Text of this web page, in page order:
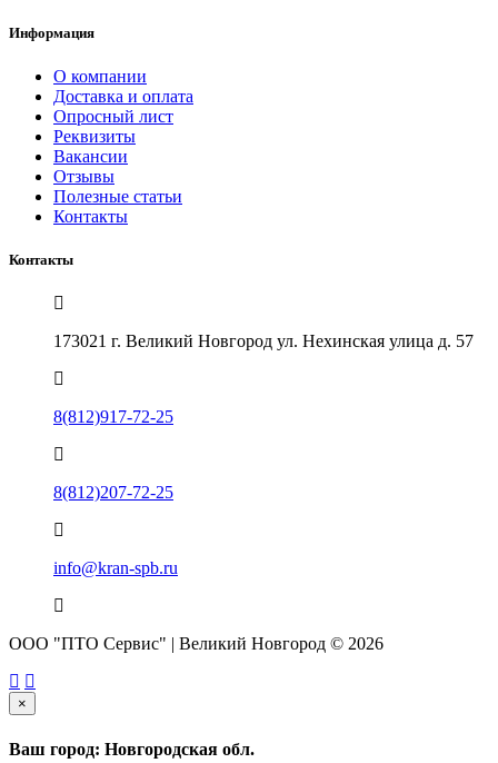
Информация
О компании
Доставка и оплата
Опросный лист
Реквизиты
Вакансии
Отзывы
Полезные статьи
Контакты
Контакты
173021 г. Великий Новгород ул. Нехинская улица д. 57
8(812)917-72-25
8(812)207-72-25
info@kran-spb.ru
ООО "ПТО Сервис" | Великий Новгород © 2026
×
Ваш город: Новгородская обл.